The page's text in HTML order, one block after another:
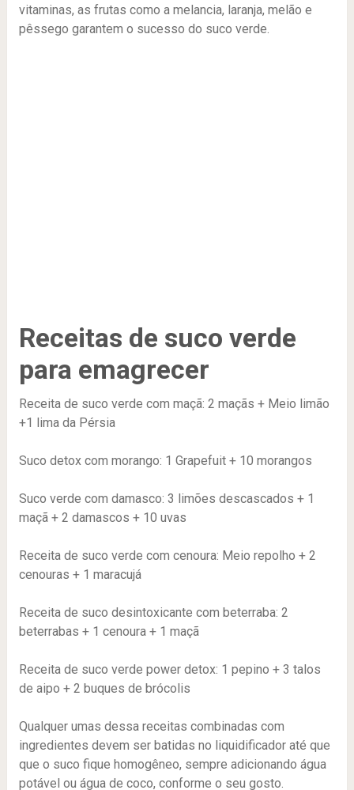
vitaminas, as frutas como a melancia, laranja, melão e
pêssego garantem o sucesso do suco verde.
Receitas de suco verde
para emagrecer
Receita de suco verde com maçã: 2 maçãs + Meio limão
+1 lima da Pérsia
Suco detox com morango: 1 Grapefuit + 10 morangos
Suco verde com damasco: 3 limões descascados + 1
maçã + 2 damascos + 10 uvas
Receita de suco verde com cenoura: Meio repolho + 2
cenouras + 1 maracujá
Receita de suco desintoxicante com beterraba: 2
beterrabas + 1 cenoura + 1 maçã
Receita de suco verde power detox: 1 pepino + 3 talos
de aipo + 2 buques de brócolis
Qualquer umas dessa receitas combinadas com
ingredientes devem ser batidas no liquidificador até que
que o suco fique homogêneo, sempre adicionando água
potável ou água de coco, conforme o seu gosto.